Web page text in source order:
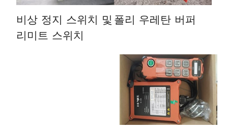
비상 정지 스위치 및
리미트 스위치
폴리 우레탄 버퍼